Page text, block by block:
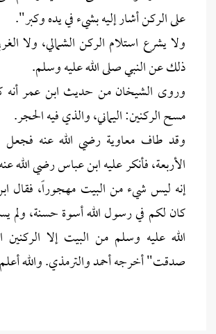
على الركن أشار إليه بشيء في يده وكبر".
ولا يشرع استلام الركن الشمالي، ولا
ذلك عن النبي صلى الله عليه وسلم.
وروى الشيخان من حديث ابن عمر أنه
مسح الركنين: اليماني، والذي فيه الحجر.
وقد طاف معاوية رضي الله عنه فجعل
الأربعة، فأنكر عليه ابن عباس رضي الله
إنه ليس شيء من البيت مهجوراً، فقال
كان لكم في رسول الله أسوة حسنة، ولم
الله عليه وسلم من البيت إلا الركنين
صدقت" أخرجه أحمد والترمذي. والله